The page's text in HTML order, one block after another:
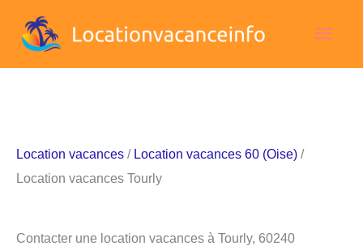
Location vacances / Location vacances 60 (Oise) /
Location vacances Tourly
Contacter une location vacances à Tourly, 60240